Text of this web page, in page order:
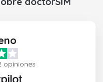
opiniones